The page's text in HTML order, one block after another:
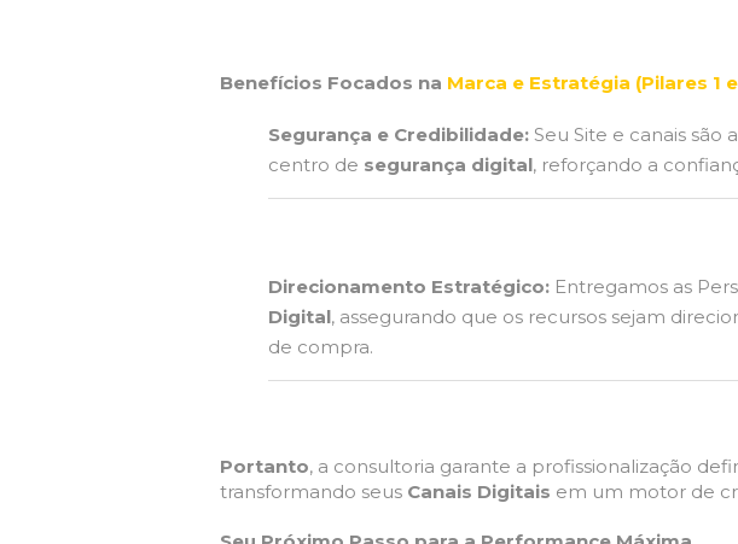
Benefícios Focados na Marca e Estratégia (Pilares 1
Segurança e Credibilidade: Seu Site e canais são
centro de segurança digital, reforçando a
Direcionamento Estratégico: Entregamos as
Digital, assegurando que os recursos sejam
de compra.
Portanto, a consultoria garante a profissionalização
transformando seus Canais Digitais em um motor de